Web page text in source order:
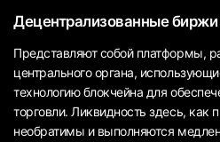
Децентрализованные биржи
Представляют собой платформы,
центрального органа,
технологию блокчейна для
торговли. Ликвидность здесь, как
необратимы и выполняются